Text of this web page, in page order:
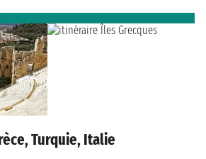
Turquie, Italie